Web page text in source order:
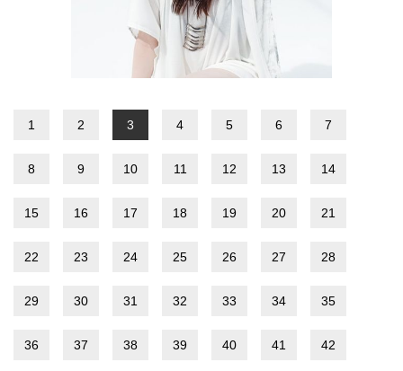
1 2 3 4 5 6 7
8 9 10 11 12 13 14
15 16 17 18 19 20 21
22 23 24 25 26 27 28
29 30 31 32 33 34 35
36 37 38 39 40 41 42